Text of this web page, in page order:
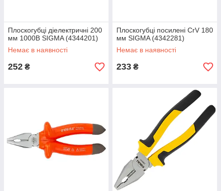
Плоскогубці діелектричні 200
мм 1000В SIGMA (4344201)
Немає в наявності
252 ₴
Плоскогубці посилені CrV 180
мм SIGMA (4342281)
Немає в наявності
233 ₴